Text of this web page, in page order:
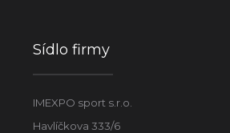
Sídlo firmy
IMEXPO sport s.r.o.
Havlíčkova 333/6